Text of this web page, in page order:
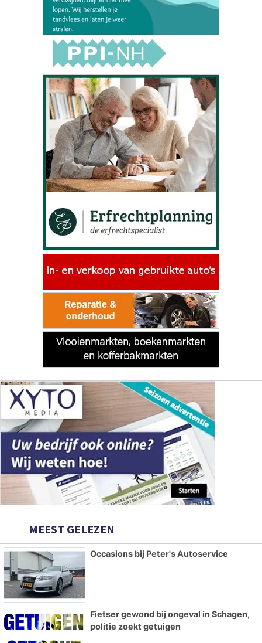
MEEST GELEZEN
Occasions bij Peter's Autoservice
Fietser gewond bij ongeval in Schagen,
politie zoekt getuigen